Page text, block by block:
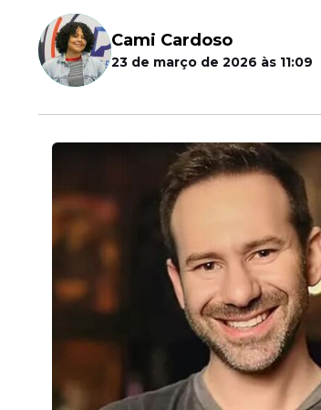
Cami Cardoso
23 de março de 2026 às